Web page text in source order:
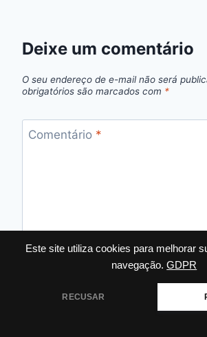
Este site utiliza cookies para melhorar
navegação. GDPR
RECUSAR
Deixe um comentário
O seu endereço de e-mail não será
obrigatórios são marcados com *
Comentário *